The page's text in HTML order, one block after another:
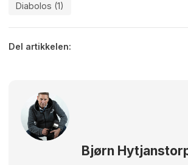
Diabolos (1)
Del artikkelen:
Bjørn